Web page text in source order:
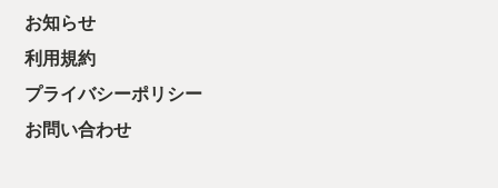
った時のプレッシャー尋常じゃあありません。 なので戦闘では
有効な場合もあります というか普通に多数で攻めてくる！こっ
ち一人なのに！ズルい！ うまく戦えれば斬って捨て斬っては捨
ての無双も可能、 けれど調子に乗って斬られれば即死！ナムア
ミダブツ！ でもボクセルなロボットだからグロくない！安心！
お知らせ
利用規約
プライバシーポリシー
お問い合わせ